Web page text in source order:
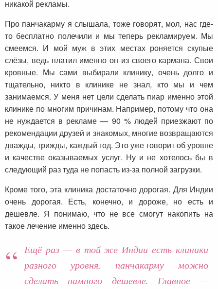
никакой рекламы.
Про панчакарму я слышала, тоже говорят, мол, нас где-
то бесплатно полечили и мы теперь рекламируем. Мы
смеемся. И мой муж в этих местах роняется скупые
слёзы, ведь платил именно он из своего кармана. Свои
кровные. Мы сами выбирали клинику, очень долго и
тщательно, никто в клинике не знал, кто мы и чем
занимаемся. У меня нет цели сделать пиар именно этой
клинике по многим причинам. Например, потому что она
не нуждается в рекламе — 90 % людей приезжают по
рекомендации друзей и знакомых, многие возвращаются
дважды, трижды, каждый год. Это уже говорит об уровне
и качестве оказываемых услуг. Ну и не хотелось бы в
следующий раз туда не попасть из-за полной загрузки.
Кроме того, эта клиника достаточно дорогая. Для Индии
очень дорогая. Есть, конечно, и дороже, но есть и
дешевле. Я понимаю, что не все смогут накопить на
такое лечение именно здесь.
Ещё раз — в той же Индии есть клиники
разного уровня, панчакарму можно
сделать намного дешевле. Главное —